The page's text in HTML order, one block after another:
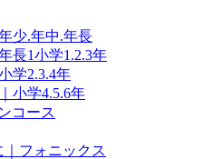
少.年中.年長
長1小学1.2.3年
学2.3.4年
小学4.5.6年
コース
フォニックス